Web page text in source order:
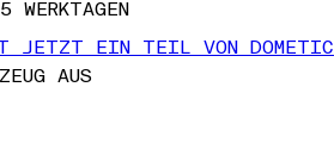
JETZT EIN TEIL VON DOMETIC
AUS